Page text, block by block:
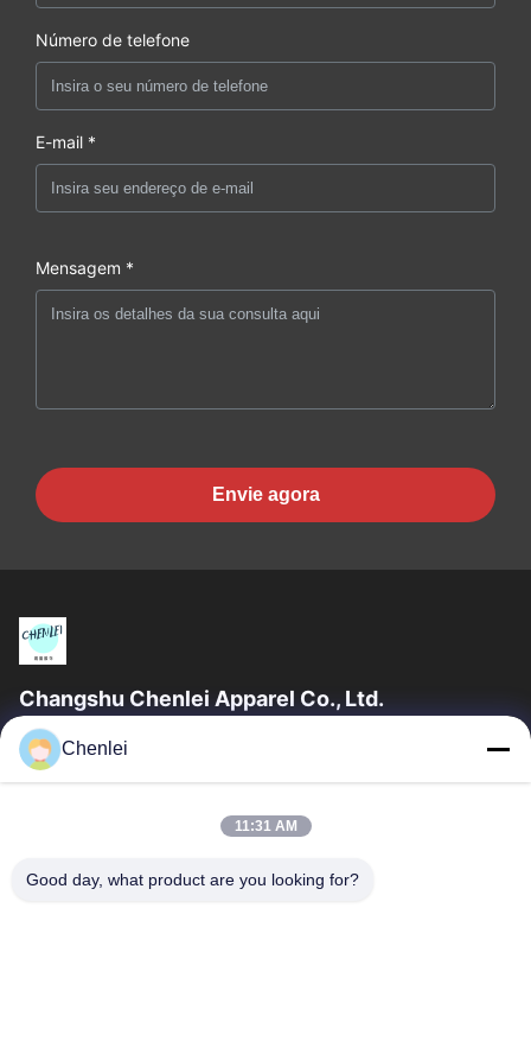
Número de telefone
E-mail *
Mensagem *
Envie agora
Changshu Chenlei Apparel Co., Ltd.
CHANGSHU CHENLEI APPAREL CO., LTD Nossa fábrica foi
estabelecida em 2011, localizada na cidade de Suzhou,
Casa
Produtos
Chenlei
11:31 AM
Good day, what product are you looking for?